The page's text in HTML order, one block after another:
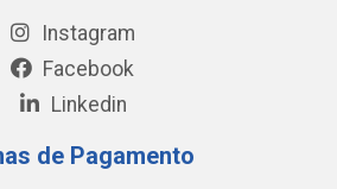
Instagram
Facebook
Linkedin
de Pagamento